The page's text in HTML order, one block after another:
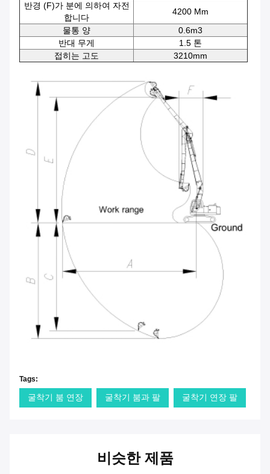
반경 (F)가 분에 의하여 자전
합니다
4200 Mm
물통 양
0.6m3
반대 무게
1.5 톤
접히는 고도
3210mm
Tags:
굴착기 붐 연장 굴착기 붐과 팔 굴착기 연장 팔
비슷한 제품